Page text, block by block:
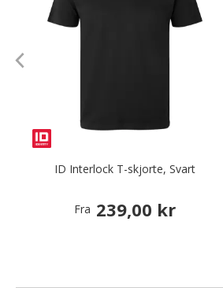
ID Interlock T-skjorte, Svart
Fra 239,00 kr